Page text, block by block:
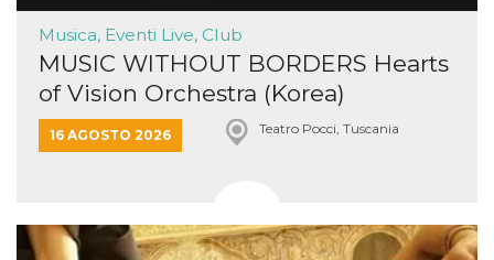
Musica, Eventi Live, Club
MUSIC WITHOUT BORDERS Hearts
of Vision Orchestra (Korea)
16 AGOSTO 2026 Teatro Pocci, Tuscania